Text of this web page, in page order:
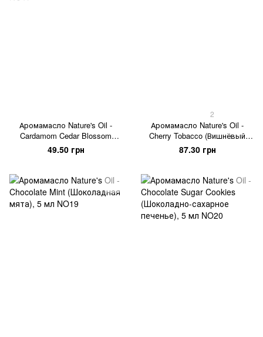
Аромамасло Nature's Oil -
Cardamom Cedar Blossom
(Кедр и кардамон), 5 мл
49.50 грн
2
Аромамасло Nature's Oil -
Cherry Tobacco (Вишнёвый
табак), 5 мл
87.30 грн